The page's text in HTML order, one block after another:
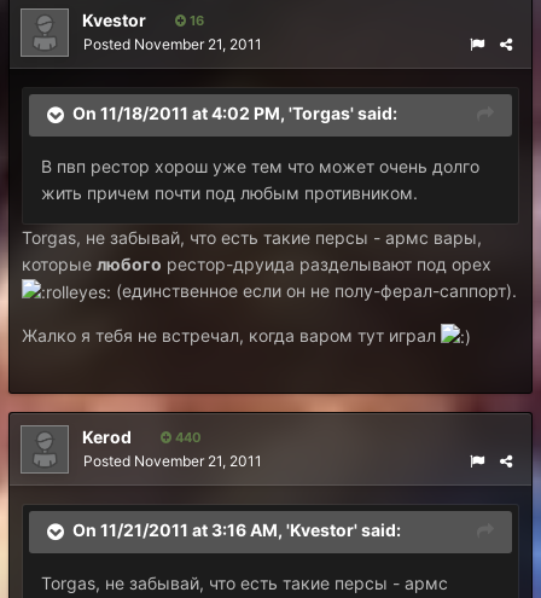
Kvestor 16
Posted November 21, 2011
On 11/18/2011 at 4:02 PM, 'Torgas' said:
В пвп рестор хорош уже тем что может очень долго
жить причем почти под любым противником.
Torgas, не забывай, что есть такие персы - армс вары,
которые любого рестор-друида разделывают под орех
(единственное если он не полу-ферал-саппорт).
Жалко я тебя не встречал, когда варом тут играл
Kerod 440
Posted November 21, 2011
On 11/21/2011 at 3:16 AM, 'Kvestor' said:
Torgas, не забывай, что есть такие персы - армс